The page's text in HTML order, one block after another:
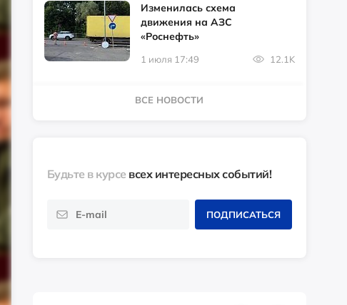
Изменилась схема
движения на АЗС
«Роснефть»
1 июля 17:49 12.1K
ВСЕ НОВОСТИ
Будьте в курсе всех интересных событий!
ПОДПИСАТЬСЯ